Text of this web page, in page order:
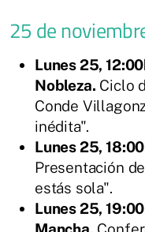
25 de
Lunes 25,
Nobleza. Ciclo
Conde
inédita".
Lunes 25,
Presentación
estás sola".
Lunes 25,
Mancha.